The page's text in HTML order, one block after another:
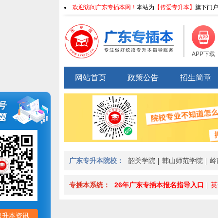
欢迎访问广东专插本网！ 本站为 【传爱专升本】 旗下门
APP下载
网站首页 政策公告 招生简章
广东专升本院校： 韶关学院 韩山师范学院 岭
专插本系统： 26年广东专插本报名指导入口
升本资讯